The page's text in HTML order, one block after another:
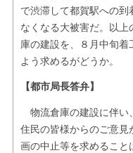
で渋滞して都賀駅への
なくなる大被害だ。以
庫の建設を、８月中旬着
よう求めるがどうか。
【都市局長答弁】
物流倉庫の建設に伴い
住民の皆様からのご意
画の中止等を求めること